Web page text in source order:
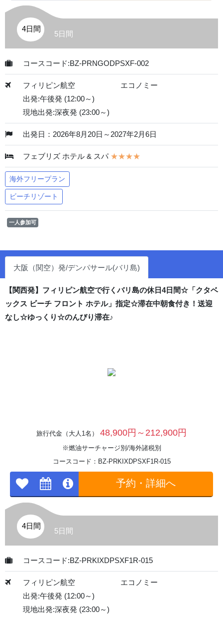
4日間
5日間
コースコード:BZ-PRNGODPSXF-002
フィリピン航空
エコノミー
出発:午後発 (12:00～)
現地出発:深夜発 (23:00～)
出発日：2026年8月20日～2027年2月6日
フェブリズ ホテル & スパ ★★★★
海外フリープラン
ビーチリゾート
一人参加可
大阪（関空）発/デンパサール(バリ島)
【関西発】フィリピン航空で行くバリ島の休日4日間☆「クタベ
ックス ビーチ フロント ホテル」指定☆滞在中朝食付き！送迎
なし☆ゆっくり☆のんびり滞在♪
旅行代金（大人1名） 48,900円～212,900円
※燃油サーチャージ別/海外諸税別
コースコード：BZ-PRKIXDPSXF1R-015
予約・詳細へ
4日間
5日間
コースコード:BZ-PRKIXDPSXF1R-015
フィリピン航空
エコノミー
出発:午後発 (12:00～)
現地出発:深夜発 (23:00～)